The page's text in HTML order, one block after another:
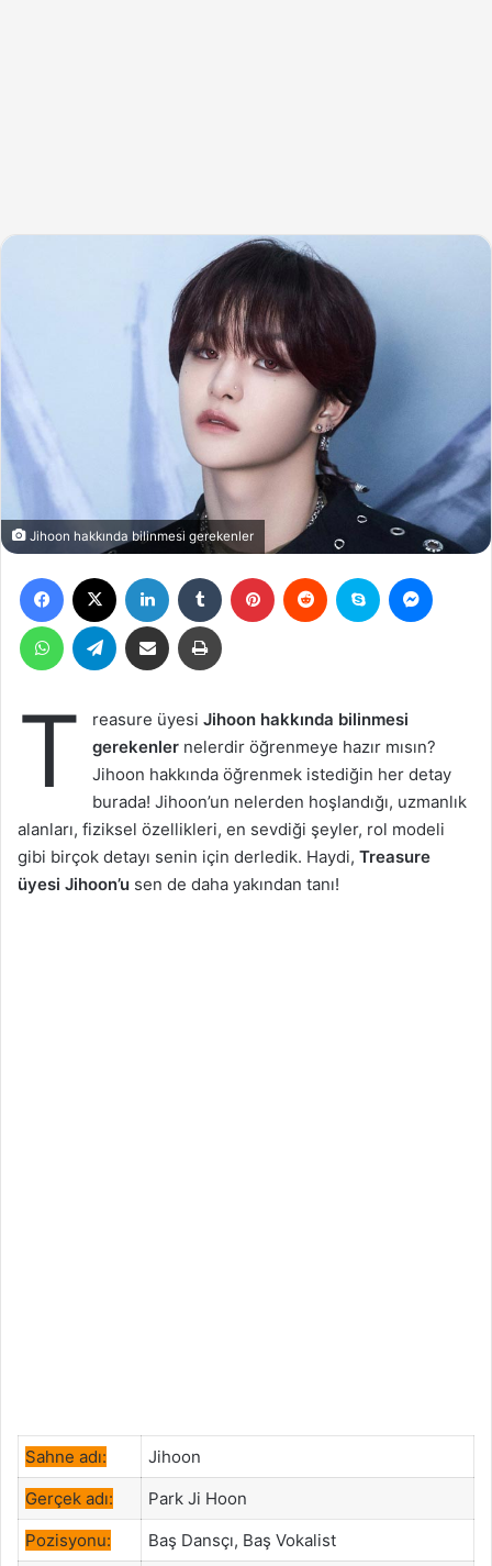
Jihoon hakkında bilinmesi gerekenler
Facebook LinkedIn Tumblr Pinterest Reddit Skype
WhatsAppTelegram Email ile gönder Yazdır
T reasure üyesi Jihoon hakkında bilinmesi
gerekenler nelerdir öğrenmeye hazır mısın?
Jihoon hakkında öğrenmek istediğin her detay
burada! Jihoon’un nelerden hoşlandığı, uzmanlık
alanları, fiziksel özellikleri, en sevdiği şeyler, rol modeli
gibi birçok detayı senin için derledik. Haydi, Treasure
üyesi Jihoon’u sen de daha yakından tanı!
Sahne adı:
Jihoon
Gerçek adı:
Park Ji Hoon
Pozisyonu:
Baş Dansçı, Baş Vokalist